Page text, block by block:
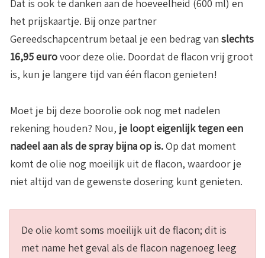
Dat is ook te danken aan de hoeveelheid (600 ml) en
het prijskaartje. Bij onze partner
Gereedschapcentrum betaal je een bedrag van slechts
16,95 eurovoor deze olie. Doordat de flacon vrij groot
is, kun je langere tijd van één flacon genieten!
Moet je bij deze boorolie ook nog met nadelen
rekening houden? Nou, je loopt eigenlijk tegen een
nadeel aan als de spray bijna op is.Op dat moment
komt de olie nog moeilijk uit de flacon, waardoor je
niet altijd van de gewenste dosering kunt genieten.
De olie komt soms moeilijk uit de flacon; dit is
met name het geval als de flacon nagenoeg leeg